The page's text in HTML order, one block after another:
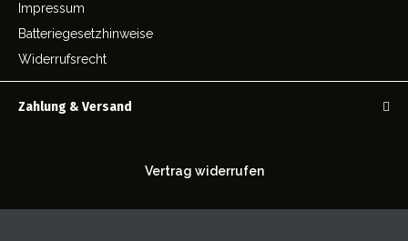
Impressum
Batteriegesetzhinweise
Widerrufsrecht
Zahlung & Versand
Vertrag widerrufen